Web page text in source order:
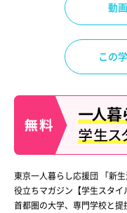
動
この
東京一人暮らし応援団 「新
役立ちマガジン【学生スタイ
首都圏の大学、専門学校と